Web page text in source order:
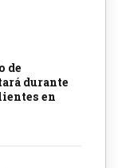
de
durante
en